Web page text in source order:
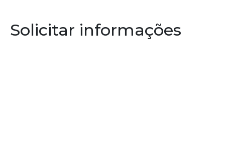
Solicitar informações